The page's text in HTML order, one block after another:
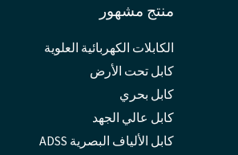
منتج مشهور
الكابلات الكهربائية العلوية
كابل تحت الأرض
كابل بحري
كابل عالي الجهد
كابل الألياف البصرية ADSS